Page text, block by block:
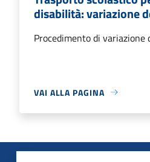
disabilità: variazione
Procedimento di variazione
VAI ALLA PAGINA